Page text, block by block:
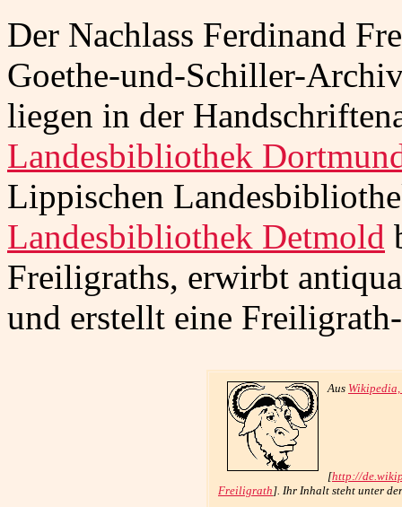
Der Nachlass Ferdinand
Goethe-und-Schiller-
liegen in der
Landesbibliothek
Lippischen
Landesbibliothek Detmold
Freiligraths, erwirbt
und erstellt eine
Aus
[http://
Freiligrath]. Ihr Inhalt steht unter